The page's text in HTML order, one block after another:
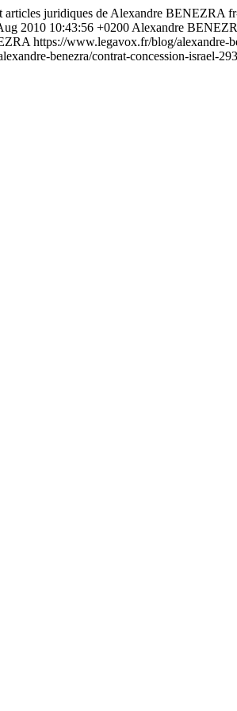
articles juridiques de Alexandre BENEZRA
2010 10:43:56 +0200 Alexandre
https://www.legavox.fr/blog/alexandre-
benezra/contrat-concession-israel-